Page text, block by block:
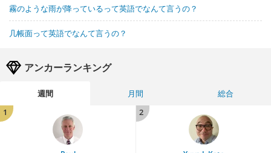
霧のような雨が降っているって英語でなんて言うの？
几帳面って英語でなんて言うの？
アンカーランキング
週間 月間
総合
1
2